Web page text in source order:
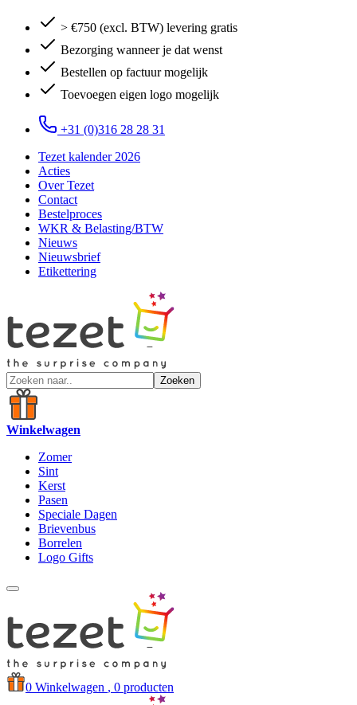
> €750 (excl. BTW) levering gratis
Bezorging wanneer je dat wenst
Bestellen op factuur mogelijk
Toevoegen eigen logo mogelijk
+31 (0)316 28 28 31
Tezet kalender 2026
Acties
Over Tezet
Contact
Bestelproces
WKR & Belasting/BTW
Nieuws
Nieuwsbrief
Etikettering
Zoeken
Winkelwagen
Zomer
Sint
Kerst
Pasen
Speciale Dagen
Brievenbus
Borrelen
Logo Gifts
0 Winkelwagen , 0 producten